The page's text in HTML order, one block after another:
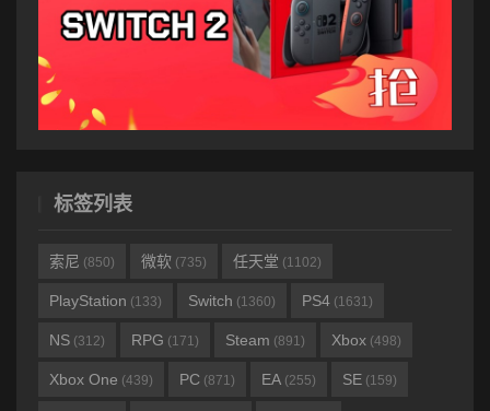
标签列表
索尼 (850) 微软 (735) 任天堂 (1102)
PlayStation (133) Switch (1360) PS4 (1631)
NS (312) RPG (171) Steam (891) Xbox (498)
Xbox One (439) PC (871) EA (255) SE (159)